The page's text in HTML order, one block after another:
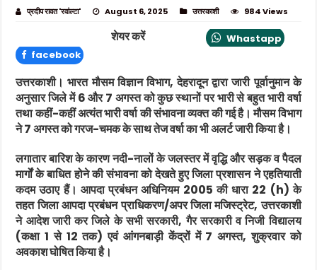
प्रदीप रावत 'रवांल्टा' August 6, 2025 उत्तरकाशी 984 Views
शेयर करें
Whastapp
facebook
उत्तरकाशी। भारत मौसम विज्ञान विभाग, देहरादून द्वारा जारी पूर्वानुमान के
अनुसार जिले में 6 और 7 अगस्त को कुछ स्थानों पर भारी से बहुत भारी वर्षा
तथा कहीं-कहीं अत्यंत भारी वर्षा की संभावना व्यक्त की गई है। मौसम विभाग
ने 7 अगस्त को गरज-चमक के साथ तेज वर्षा का भी अलर्ट जारी किया है।
लगातार बारिश के कारण नदी-नालों के जलस्तर में वृद्धि और सड़क व पैदल
मार्गों के बाधित होने की संभावना को देखते हुए जिला प्रशासन ने एहतियाती
कदम उठाए हैं। आपदा प्रबंधन अधिनियम 2005 की धारा 22 (h) के
तहत जिला आपदा प्रबंधन प्राधिकरण/अपर जिला मजिस्ट्रेट, उत्तरकाशी
ने आदेश जारी कर जिले के सभी सरकारी, गैर सरकारी व निजी विद्यालय
(कक्षा 1 से 12 तक) एवं आंगनबाड़ी केंद्रों में 7 अगस्त, शुक्रवार को
अवकाश घोषित किया है।